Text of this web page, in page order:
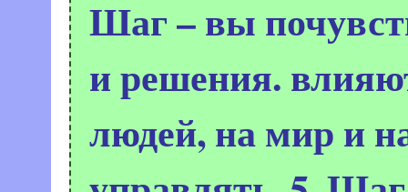
Шаг – вы
и решения.
людей, на мир и